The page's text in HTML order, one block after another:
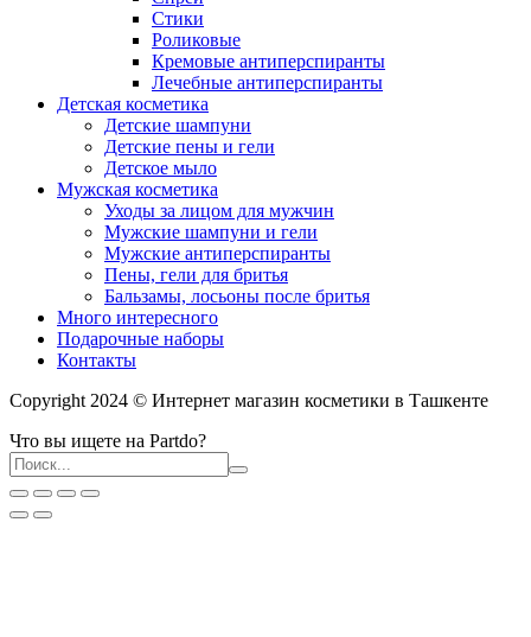
Стики
Роликовые
Кремовые антиперспиранты
Лечебные антиперспиранты
Детская косметика
Детские шампуни
Детские пены и гели
Детское мыло
Мужская косметика
Уходы за лицом для мужчин
Мужские шампуни и гели
Мужские антиперспиранты
Пены, гели для бритья
Бальзамы, лосьоны после бритья
Много интересного
Подарочные наборы
Контакты
Copyright 2024 © Интернет магазин косметики в Ташкенте
Что вы ищете на Partdo?